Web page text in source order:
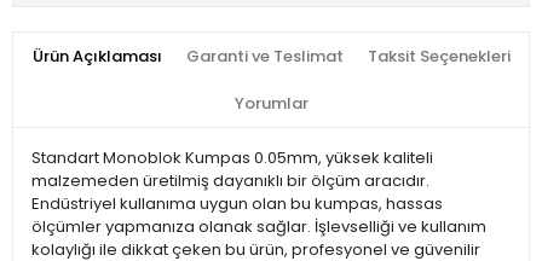
Ürün Açıklaması Garanti ve Teslimat Taksit Seçenekleri
Yorumlar
Standart Monoblok Kumpas 0.05mm, yüksek kaliteli
malzemeden üretilmiş dayanıklı bir ölçüm aracıdır.
Endüstriyel kullanıma uygun olan bu kumpas, hassas
ölçümler yapmanıza olanak sağlar. İşlevselliği ve kullanım
kolaylığı ile dikkat çeken bu ürün, profesyonel ve güvenilir